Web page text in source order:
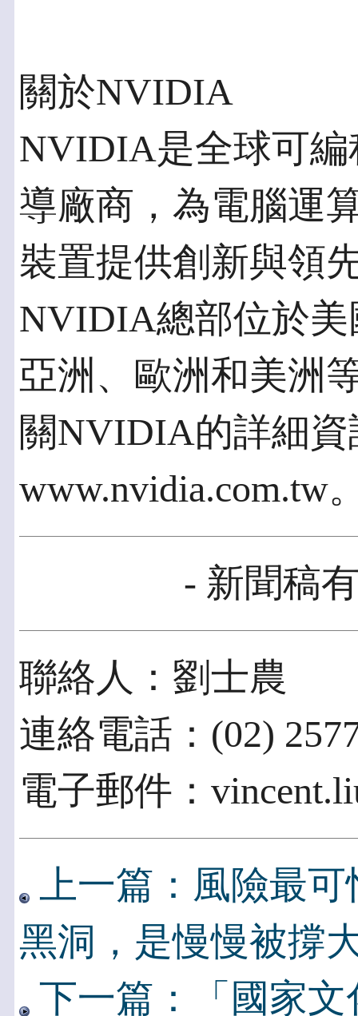
關於NVIDIA
NVIDIA是全球可
導廠商，為電腦運
裝置提供創新與領
NVIDIA總部位於美
亞洲、歐洲和美洲
關NVIDIA的詳細
www.nvidia.com.tw
- 新聞稿
聯絡人：劉士農
連絡電話：(02)
電子郵件：
上一篇：風險最
黑洞，是慢慢被撐
下一篇：「國家